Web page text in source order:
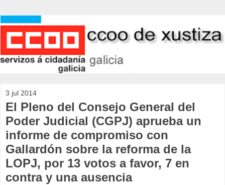
3 jul 2014
El Pleno del Consejo General del
Poder Judicial (CGPJ) aprueba un
informe de compromiso con
Gallardón sobre la reforma de la
LOPJ, por 13 votos a favor, 7 en
contra y una ausencia